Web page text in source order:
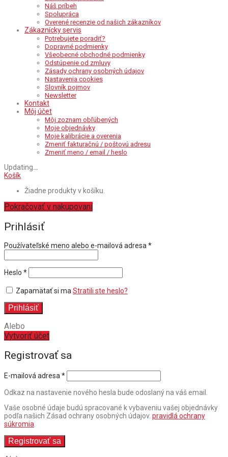
Náš príbeh
Spolupráca
Overené recenzie od našich zákazníkov
Zákaznícky servis
Potrebujete poradiť?
Dopravné podmienky
Všeobecné obchodné podmienky
Odstúpenie od zmluvy
Zásady ochrany osobných údajov
Nastavenia cookies
Slovník pojmov
Newsletter
Kontakt
Môj účet
Môj zoznam obľúbených
Moje objednávky
Moje kalibrácie a overenia
Zmeniť fakturačnú / poštovú adresu
Zmeniť meno / email / heslo
Updating…
Košík
Žiadne produkty v košíku.
Pokračovať v nakupovaní
Prihlásiť
Používateľské meno alebo e-mailová adresa *Povinné
Heslo *Povinné
Zapamätať si ma Stratili ste heslo?
Prihlásiť
Alebo
Vytvoriť účet
Registrovať sa
E-mailová adresa *
Odkaz na nastavenie nového hesla bude odoslaný na váš email.
Vaše osobné údaje budú spracované k vybaveniu vašej objednávky
podľa našich Zásad ochrany osobných údajov. pravidlá ochrany
súkromia
Registrovať sa